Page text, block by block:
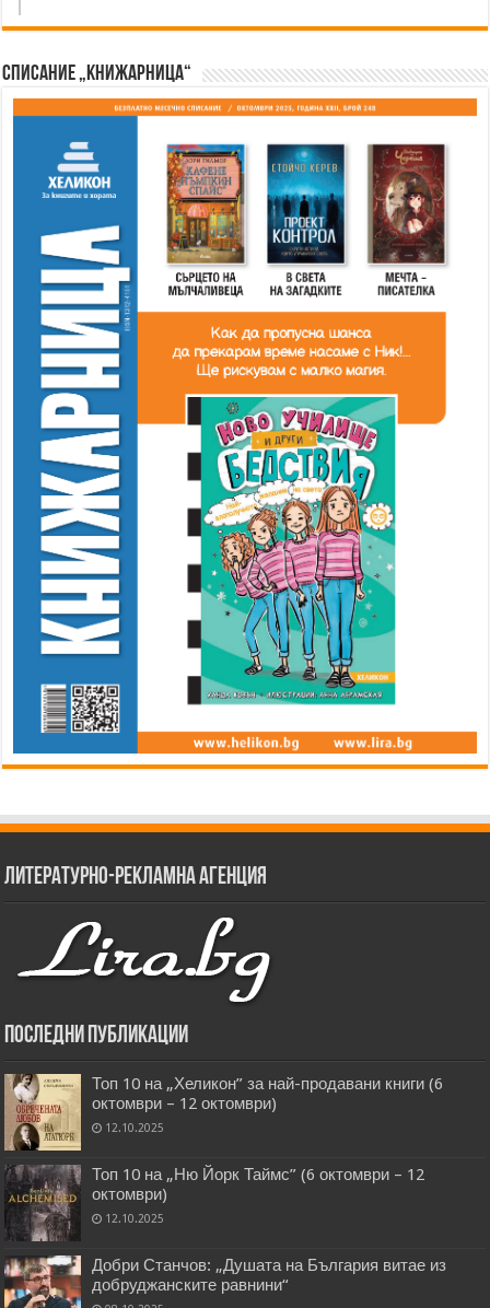
Списание „Книжарница“
Литературно-рекламна агенция
Последни публикации
Топ 10 на „Хеликон” за най-продавани книги (6
октомври – 12 октомври)
12.10.2025
Топ 10 на „Ню Йорк Таймс” (6 октомври – 12
октомври)
12.10.2025
Добри Станчов: „Душата на България витае из
добруджанските равнини“